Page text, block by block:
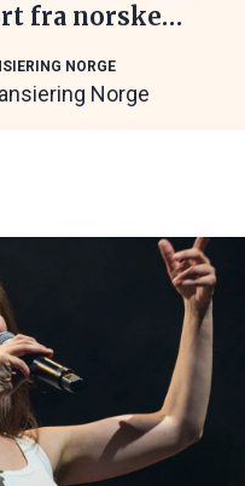
fra norske
NORGE
Norge